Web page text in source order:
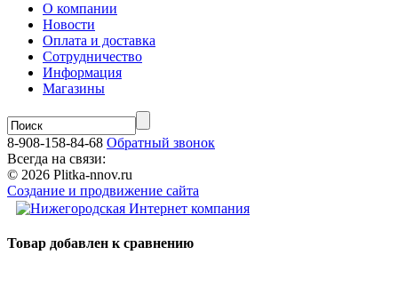
О компании
Новости
Оплата и доставка
Сотрудничество
Информация
Магазины
8-908-158-84-68 Обратный звонок
Всегда на связи:
© 2026 Plitka-nnov.ru
Создание и продвижение сайта
Товар добавлен к сравнению